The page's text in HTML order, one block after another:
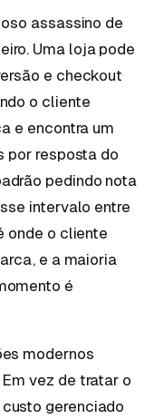
assassino de
Uma loja pode
e checkout
o cliente
e encontra um
por resposta do
pedindo nota
intervalo entre
onde o cliente
e a maioria
é
modernos
vez de tratar o
gerenciado